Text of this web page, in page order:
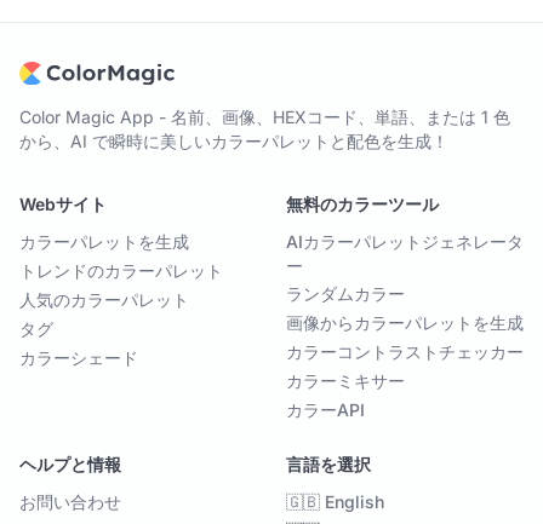
Color Magic App - 名前、画像、HEXコード、単語、または 1 色
から、AI で瞬時に美しいカラーパレットと配色を生成！
Webサイト
カラーパレットを生成
トレンドのカラーパレット
人気のカラーパレット
タグ
カラーシェード
無料のカラーツール
AIカラーパレットジェネレータ
ー
ランダムカラー
画像からカラーパレットを生成
カラーコントラストチェッカー
カラーミキサー
カラーAPI
ヘルプと情報
お問い合わせ
言語を選択
🇬🇧 English